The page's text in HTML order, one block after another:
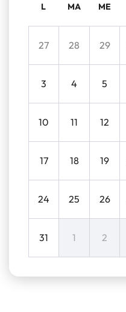
L MA ME
27 28 29
3 4 5
10 11 12
17 18 19
24 25 26
31 1 2